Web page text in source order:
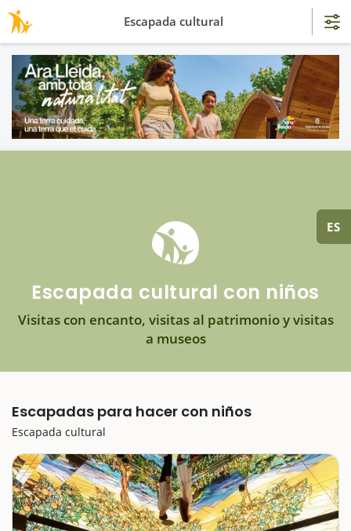
ES
Escapada cultural con niños
Visitas con encanto, visitas al patrimonio y visitas
a museos
Escapadas para hacer con niños
Escapada cultural
Escapada cultural